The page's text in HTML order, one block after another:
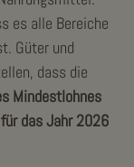
es alle Bereiche
Güter und
dass die
Mindestlohnes
das Jahr 2026